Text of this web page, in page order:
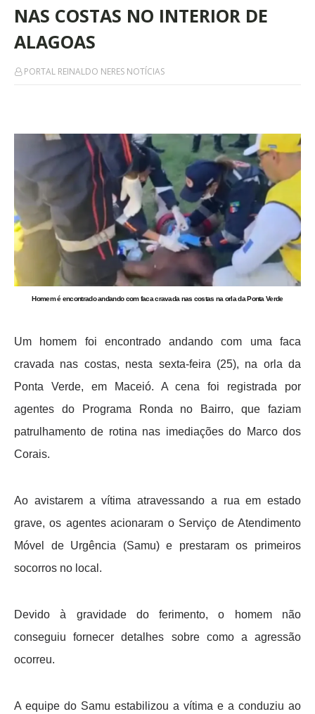
NAS COSTAS NO INTERIOR DE
ALAGOAS
PORTAL REINALDO NERES NOTÍCIAS
Homem é encontrado andando com faca cravada nas costas na orla da Ponta Verde
Um homem foi encontrado andando com uma faca
cravada nas costas, nesta sexta-feira (25), na orla da
Ponta Verde, em Maceió. A cena foi registrada por
agentes do Programa Ronda no Bairro, que faziam
patrulhamento de rotina nas imediações do Marco dos
Corais.
Ao avistarem a vítima atravessando a rua em estado
grave, os agentes acionaram o Serviço de Atendimento
Móvel de Urgência (Samu) e prestaram os primeiros
socorros no local.
Devido à gravidade do ferimento, o homem não
conseguiu fornecer detalhes sobre como a agressão
ocorreu.
A equipe do Samu estabilizou a vítima e a conduziu ao